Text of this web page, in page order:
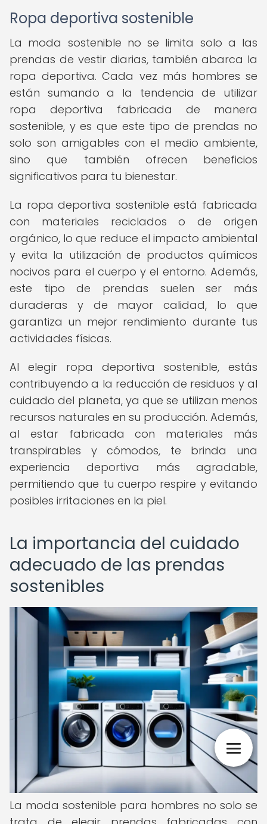
Ropa deportiva sostenible
La moda sostenible no se limita solo a las
prendas de vestir diarias, también abarca la
ropa deportiva. Cada vez más hombres se
están sumando a la tendencia de utilizar
ropa deportiva fabricada de manera
sostenible, y es que este tipo de prendas no
solo son amigables con el medio ambiente,
sino que también ofrecen beneficios
significativos para tu bienestar.
La ropa deportiva sostenible está fabricada
con materiales reciclados o de origen
orgánico, lo que reduce el impacto ambiental
y evita la utilización de productos químicos
nocivos para el cuerpo y el entorno. Además,
este tipo de prendas suelen ser más
duraderas y de mayor calidad, lo que
garantiza un mejor rendimiento durante tus
actividades físicas.
Al elegir ropa deportiva sostenible, estás
contribuyendo a la reducción de residuos y al
cuidado del planeta, ya que se utilizan menos
recursos naturales en su producción. Además,
al estar fabricada con materiales más
transpirables y cómodos, te brinda una
experiencia deportiva más agradable,
permitiendo que tu cuerpo respire y evitando
posibles irritaciones en la piel.
La importancia del cuidado
adecuado de las prendas
sostenibles
La moda sostenible para hombres no solo se